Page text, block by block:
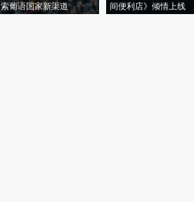
索葡语国家新渠道
间便利店》倾情上线